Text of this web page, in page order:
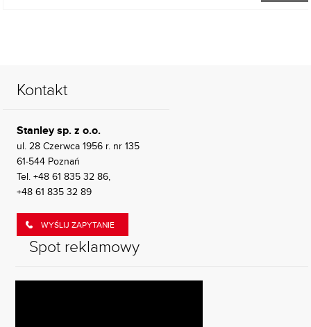
Kontakt
Stanley sp. z o.o.
ul. 28 Czerwca 1956 r. nr 135
61-544 Poznań
Tel.+48 61 835 32 86,
+48 61 835 32 89
WYŚLIJ ZAPYTANIE
Spot reklamowy